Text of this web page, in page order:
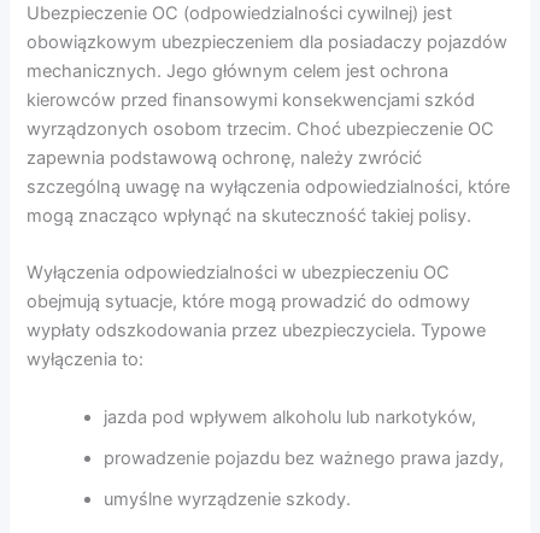
Ubezpieczenie OC (odpowiedzialności cywilnej) jest
obowiązkowym ubezpieczeniem dla posiadaczy pojazdów
mechanicznych. Jego głównym celem jest ochrona
kierowców przed finansowymi konsekwencjami szkód
wyrządzonych osobom trzecim. Choć ubezpieczenie OC
zapewnia podstawową ochronę, należy zwrócić
szczególną uwagę na wyłączenia odpowiedzialności, które
mogą znacząco wpłynąć na skuteczność takiej polisy.
Wyłączenia odpowiedzialności w ubezpieczeniu OC
obejmują sytuacje, które mogą prowadzić do odmowy
wypłaty odszkodowania przez ubezpieczyciela. Typowe
wyłączenia to:
jazda pod wpływem alkoholu lub narkotyków,
prowadzenie pojazdu bez ważnego prawa jazdy,
umyślne wyrządzenie szkody.